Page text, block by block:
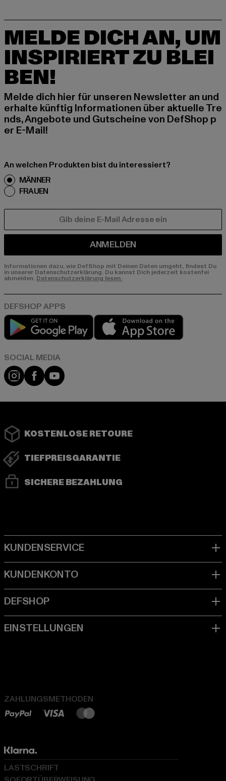
MELDE DICH AN, UM
INSPIRIERT ZU BLEI
BEN!
Melde dich hier für unseren Newsletter an und
erhalte künftig Informationen über aktuelle Tre
nds, Angebote und Gutscheine von DefShop p
er E-Mail!
An welchen Produkten bist du interessiert?
MÄNNER
FRAUEN
ANMELDEN
Informationen dazu, wie DefShop mit Deinen Daten umgeht, findest Du
in unserer Datenschutzerklärung. Du kannst Dich jederzeit kostenfei
abmelden. Datenschutzerklärung lesen.
Play market
Instagram
FacebookYouTube
KOSTENLOSE RETOURE
TIEFPREISGARANTIE
SICHERE BEZAHLUNG
ZAHLUNGSMETHODEN
LASTSCHRIFT